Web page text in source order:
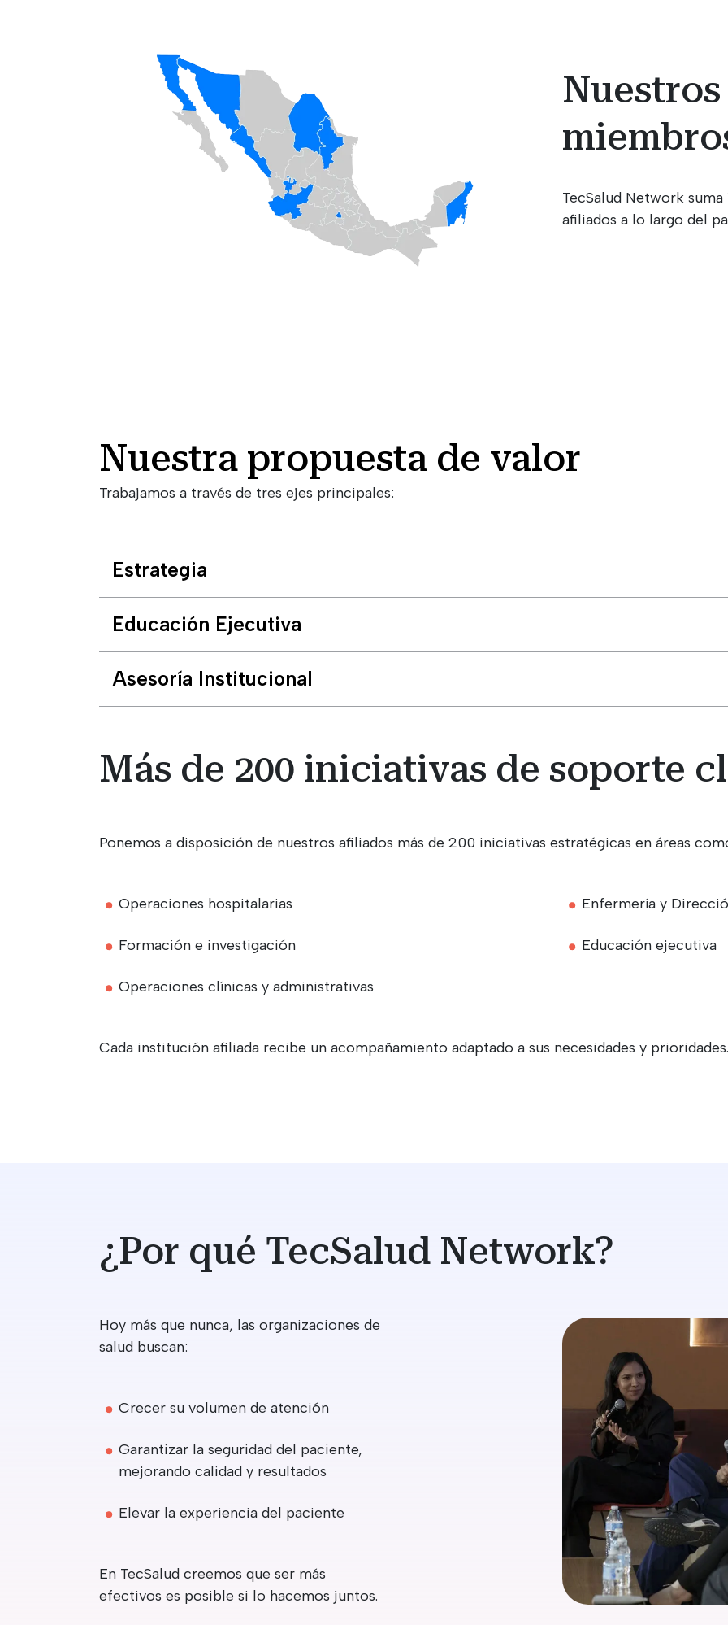
Nuestros
TecSalud Network suma
afiliados a lo largo del
Nuestra propuesta de valor
Trabajamos a través de tres ejes principales:
Estrategia
Educación Ejecutiva
Asesoría Institucional
Más de 200 iniciativas de soporte
Ponemos a disposición de nuestros afiliados más de 200 iniciativas estratégicas en áreas
Operaciones hospitalarias Enfermería y
Formación e investigación Educación ejecutiva
Operaciones clínicas y administrativas
Cada institución afiliada recibe un acompañamiento adaptado a sus necesidades y prioridades.
¿Por qué TecSalud Network?
Hoy más que nunca, las organizaciones de
salud buscan:
Crecer su volumen de atención
Garantizar la seguridad del paciente,
mejorando calidad y resultados
Elevar la experiencia del paciente
En TecSalud creemos que ser más
efectivos es posible si lo hacemos juntos.